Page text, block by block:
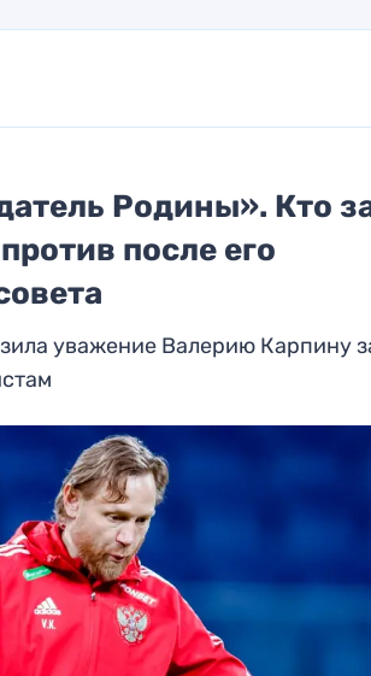
Родины». Кто
после его
уважение Валерию Карпину